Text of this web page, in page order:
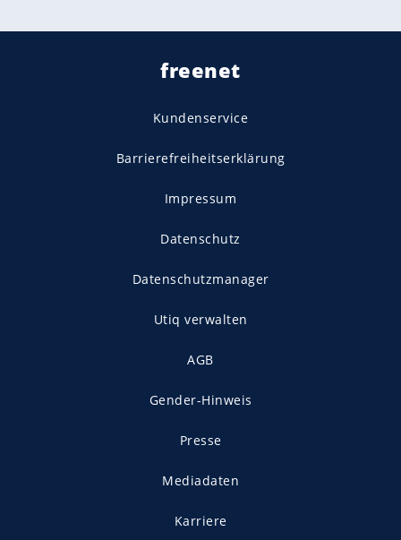
freenet
Kundenservice
Barrierefreiheitserklärung
Impressum
Datenschutz
Datenschutzmanager
Utiq verwalten
AGB
Gender-Hinweis
Presse
Mediadaten
Karriere